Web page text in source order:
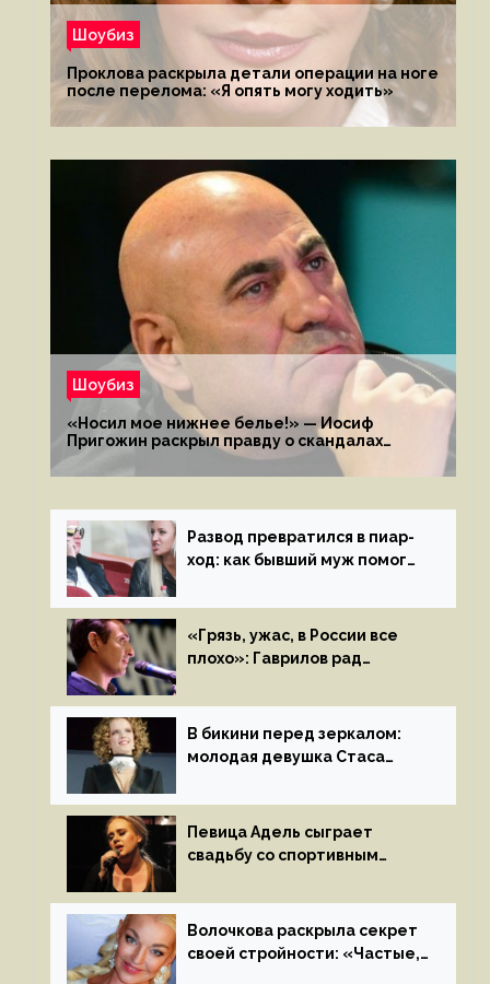
Шоубиз
Проклова раскрыла детали операции на ноге
после перелома: «Я опять могу ходить»
Шоубиз
«Носил мое нижнее белье!» — Иосиф
Пригожин раскрыл правду о скандалах
с мужем своей экс-жены
Развод превратился в пиар-
ход: как бывший муж помог
«Грязь, ужас, в России все
плохо»: Гаврилов рад
иноагентов
В бикини перед зеркалом:
молодая девушка Стаса
на камеру
Певица Адель сыграет
свадьбу со спортивным
летом
Волочкова раскрыла секрет
своей стройности: «Частые,